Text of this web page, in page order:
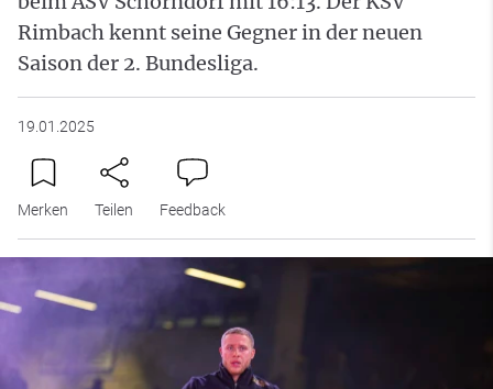
Rimbach kennt seine Gegner in der neuen
Saison der 2. Bundesliga.
19.01.2025
Merken Teilen Feedback